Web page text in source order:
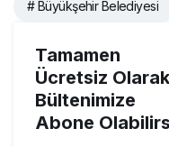
# Büyükşehir Belediyesi
Tamamen
Ücretsiz Olarak
Bültenimize
Abone